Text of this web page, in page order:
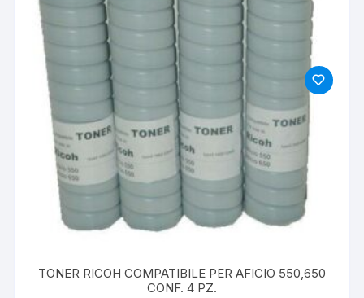
TONER RICOH COMPATIBILE PER AFICIO 550,650
CONF. 4 PZ.